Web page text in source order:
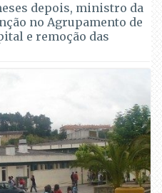
depois, ministro da
no Agrupamento de
e remoção das